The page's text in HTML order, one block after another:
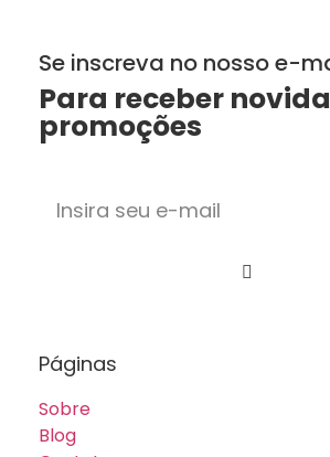
Se inscreva no nosso e-
Para receber
promoções
Páginas
Sobre
Blog